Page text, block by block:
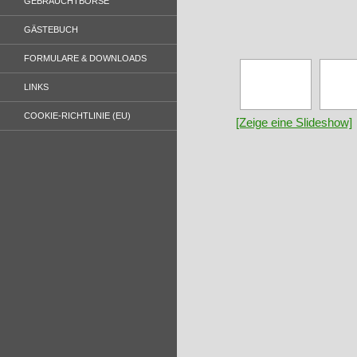
[Zeige eine Slideshow]
GÄSTEBUCH
FORMULARE & DOWNLOADS
LINKS
COOKIE-RICHTLINIE (EU)